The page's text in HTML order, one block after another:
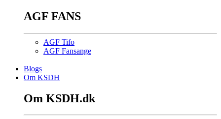
AGF FANS
AGF Tifo
AGF Fansange
Blogs
Om KSDH
Om KSDH.dk